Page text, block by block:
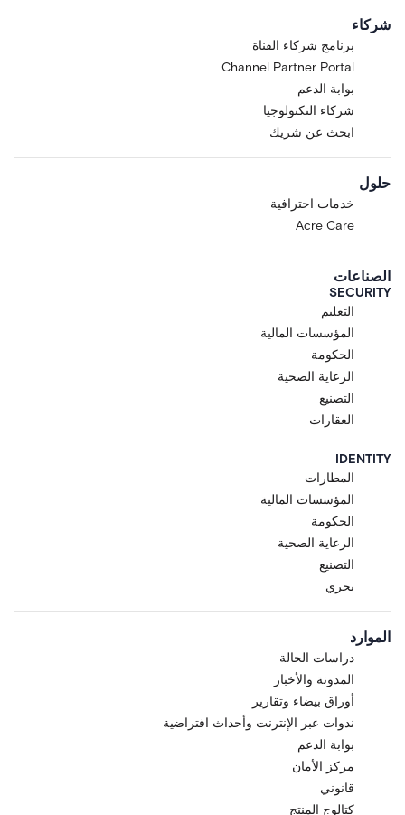
شركاء
برنامج شركاء القناة
Channel Partner Portal
بوابة الدعم
شركاء التكنولوجيا
ابحث عن شريك
حلول
خدمات احترافية
Acre Care
الصناعات
SECURITY
التعليم
المؤسسات المالية
الحكومة
الرعاية الصحية
التصنيع
العقارات
IDENTITY
المطارات
المؤسسات المالية
الحكومة
الرعاية الصحية
التصنيع
بحري
الموارد
دراسات الحالة
المدونة والأخبار
أوراق بيضاء وتقارير
ندوات عبر الإنترنت وأحداث افتراضية
بوابة الدعم
مركز الأمان
قانوني
كتالوج المنتج